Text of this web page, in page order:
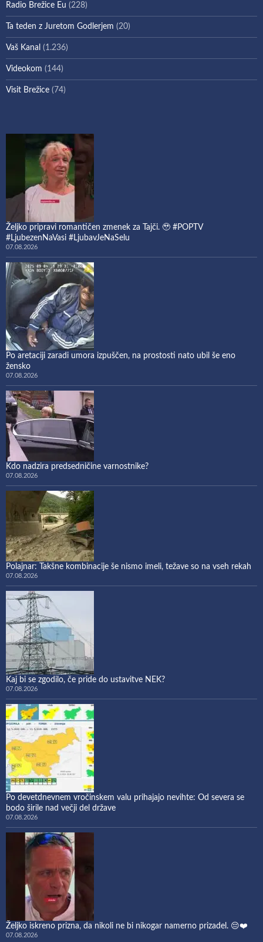
Radio Brežice Eu (228)
Ta teden z Juretom Godlerjem (20)
Vaš Kanal (1.236)
Videokom (144)
Visit Brežice (74)
Željko pripravi romantičen zmenek za Tajči. 🥹 #POPTV
#LjubezenNaVasi #LjubavJeNaSelu
07.08.2026
Po aretaciji zaradi umora izpuščen, na prostosti nato ubil še eno
žensko
07.08.2026
Kdo nadzira predsedničine varnostnike?
07.08.2026
Polajnar: Takšne kombinacije še nismo imeli, težave so na vseh rekah
07.08.2026
Kaj bi se zgodilo, če pride do ustavitve NEK?
07.08.2026
Po devetdnevnem vročinskem valu prihajajo nevihte: Od severa se
bodo širile nad večji del države
07.08.2026
Željko iskreno prizna, da nikoli ne bi nikogar namerno prizadel. 😔❤️
07.08.2026